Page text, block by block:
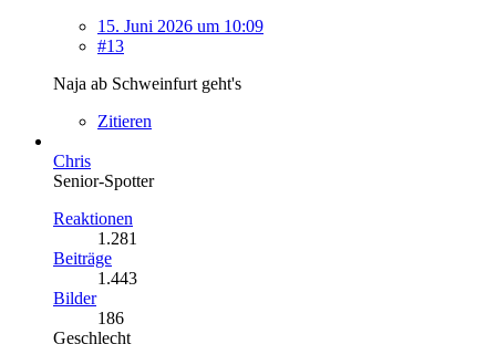
15. Juni 2026 um 10:09
#13
Naja ab Schweinfurt geht's
Zitieren
Chris
Senior-Spotter
Reaktionen
1.281
Beiträge
1.443
Bilder
186
Geschlecht